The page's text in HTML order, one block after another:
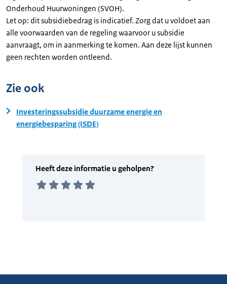
Onderhoud Huurwoningen (SVOH).
Let op: dit subsidiebedrag is indicatief. Zorg dat u voldoet aan
alle voorwaarden van de regeling waarvoor u subsidie
aanvraagt, om in aanmerking te komen. Aan deze lijst kunnen
geen rechten worden ontleend.
Zie ook
Investeringssubsidie duurzame energie en
energiebesparing (ISDE)